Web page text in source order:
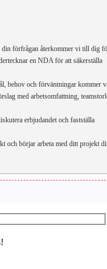
din förfrågan återkommer vi till dig
en NDA för att säkerställa
behov och förväntningar kommer
med arbetsomfattning,
erbjudandet och fastställa
och börjar arbeta med ditt projekt